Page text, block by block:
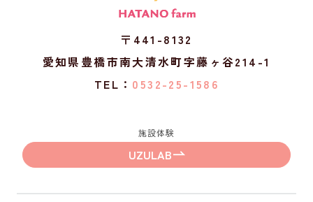
〒441-8132
愛知県豊橋市南大清水町字藤ヶ谷214-1
TEL： 0532-25-1586
施設体験
UZULAB